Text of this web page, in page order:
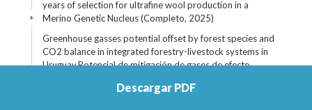
years of selection for ultrafine wool production in a
Merino Genetic Nucleus (Completo, 2025)
+
Greenhouse gasses potential offset by forest species and
CO2 balance in integrated forestry-livestock systems in
Uruguay,Potencial de mitigación de gases de efecto
CO2 en sistemas integrados ganadería-forestación en
Descargar PDF